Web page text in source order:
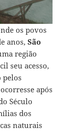
os povos
anos, São
região
seu acesso,
pelos
após
Século
dos
naturais